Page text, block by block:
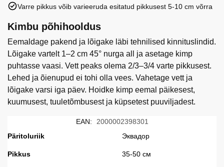
Varre pikkus võib varieeruda esitatud pikkusest 5-10 cm võrra
Kimbu põhihooldus
Eemaldage pakend ja lõigake läbi tehnilised kinnituslindid.
Lõigake vartelt 1–2 cm 45° nurga all ja asetage kimp
puhtasse vaasi. Vett peaks olema 2/3–3/4 varte pikkusest.
Lehed ja õienupud ei tohi olla vees. Vahetage vett ja
lõigake varsi iga päev. Hoidke kimp eemal päikesest,
kuumusest, tuuletõmbusest ja küpsetest puuviljadest.
EAN:
2000002398301
Päritoluriik
Эквадор
Pikkus 35-50 см